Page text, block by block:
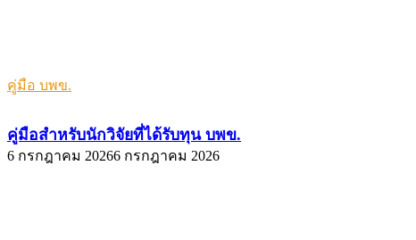
คู่มือ บพข.
คู่มือสำหรับนักวิจัยที่ได้รับทุน บพข.
6 กรกฎาคม 20266 กรกฎาคม 2026